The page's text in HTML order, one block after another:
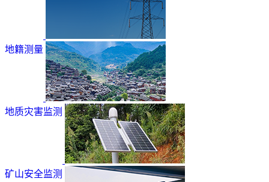
地籍测量
地质灾害监测
矿山安全监测